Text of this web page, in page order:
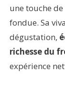
une touche
fondue. Sa
dégustation,
richesse du
expérience